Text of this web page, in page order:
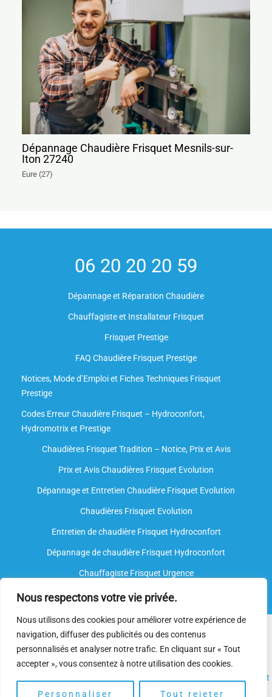
Nous respectons votre vie privée.
Nous utilisons des cookies pour améliorer votre expérience de
navigation, diffuser des publicités ou des contenus
personnalisés et analyser notre trafic. En cliquant sur « Tout
accepter », vous consentez à notre utilisation des cookies.
Personnaliser Tout rejeter
Dépannage Chaudière Frisquet Mesnils-sur-
Iton 27240
Eure (27)
06 20 20 20 59
Dépannage et Réparation Chaudière
Chauffagiste et Installateur Frisquet
Frisquet Prestige
FAQ Chaudière Frisquet Prestige
Notices, Mode d’Emploi et Fiches Techniques Frisquet
Prestige
Codes Erreur Chaudière Frisquet – Hydroconfort,
Hydromotrix et Prestige
Chaudières Frisquet Tradition – Notice, Prix et Avis
Prix et Avis Chaudières Frisquet Evolution
Dépannage et Entretien Chaudière Frisquet Evolution​
Chaudières Frisquet Evolution
Entretien de chaudière Frisquet Hydroconfort
Dépannage de chaudière Frisquet Hydroconfort
Chauffagiste Frisquet Urgence
Nous intervenons sur toutes les marques de chauffe-eau, mais
nous ne sommespas agréés par le fabricant. Nosplombiers
spécialisésdisposent néanmoins de l’expertise et des
et
le
dépannage.